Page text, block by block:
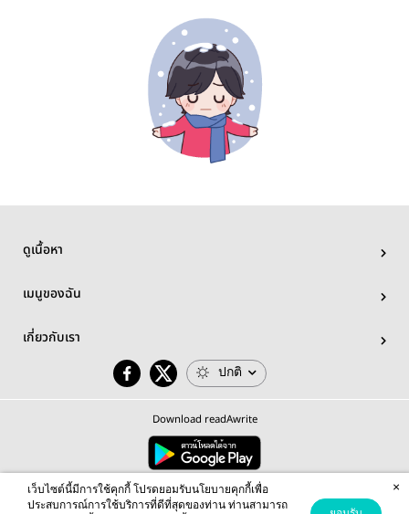
ดูเนื้อหา
เมนูของฉัน
เกี่ยวกับเรา
ปกติ
Download readAwrite
© 2026 readAwrite.com by MEB Corporation Public Company Limited
This site is protected by reCAPTCHA and the Google Privacy Policy Terms of Serviceapply.
เว็บไซต์นี้มีการใช้คุกกี้ โปรดยอมรับนโยบายคุกกี้เพื่อ
ประสบการณ์การใช้บริการที่ดีที่สุดของท่าน ท่านสามารถ
×